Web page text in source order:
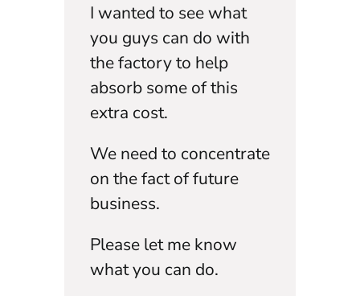
I wanted to see what
you guys can do with
the factory to help
absorb some of this
extra cost.
We need to concentrate
on the fact of future
business.
Please let me know
what you can do.